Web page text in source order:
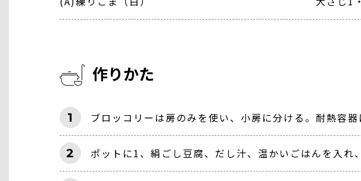
作りかた
1 ブロッコリーは房のみを使い、小房に分ける。耐熱容
2 ポットに1、絹ごし豆腐、だし汁、温かいごはんを入れ